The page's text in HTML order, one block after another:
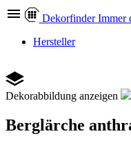
Dekorfinder Immer
Hersteller
Dekorabbildung anzeigen
Berglärche